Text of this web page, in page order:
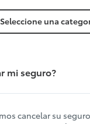
Seleccione una
mi seguro?
cancelar su